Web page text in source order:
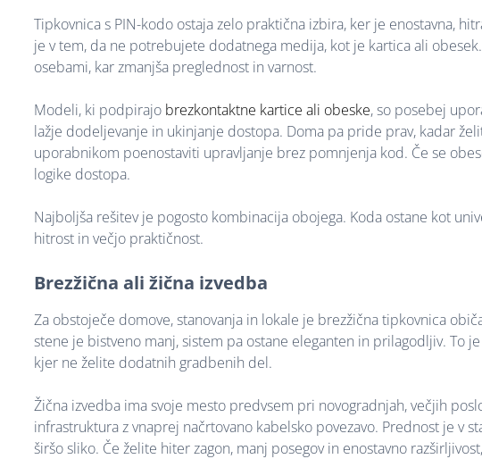
Tipkovnica s PIN-kodo ostaja zelo praktična izbira, ker je enostavna,
je v tem, da ne potrebujete dodatnega medija, kot je kartica ali
osebami, kar zmanjša preglednost in varnost.
Modeli, ki podpirajo brezkontaktne kartice ali obeske, so posebej
lažje dodeljevanje in ukinjanje dostopa. Doma pa pride prav, kadar
uporabnikom poenostaviti upravljanje brez pomnjenja kod. Če se
logike dostopa.
Najboljša rešitev je pogosto kombinacija obojega. Koda ostane kot
hitrost in večjo praktičnost.
Brezžična ali žična izvedba
Za obstoječe domove, stanovanja in lokale je brezžična tipkovnica
stene je bistveno manj, sistem pa ostane eleganten in prilagodljiv.
kjer ne želite dodatnih gradbenih del.
Žična izvedba ima svoje mesto predvsem pri novogradnjah, večjih
infrastruktura z vnaprej načrtovano kabelsko povezavo. Prednost je v
širšo sliko. Če želite hiter zagon, manj posegov in enostavno